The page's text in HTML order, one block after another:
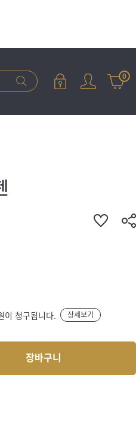
0
청구됩니다. 상세보기
장바구니